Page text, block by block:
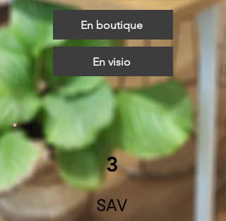
En boutique
En visio
3
SAV